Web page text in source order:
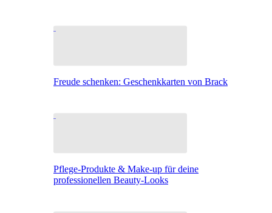
Freude schenken: Geschenkkarten von Brack
Pflege-Produkte & Make-up für deine
professionellen Beauty-Looks